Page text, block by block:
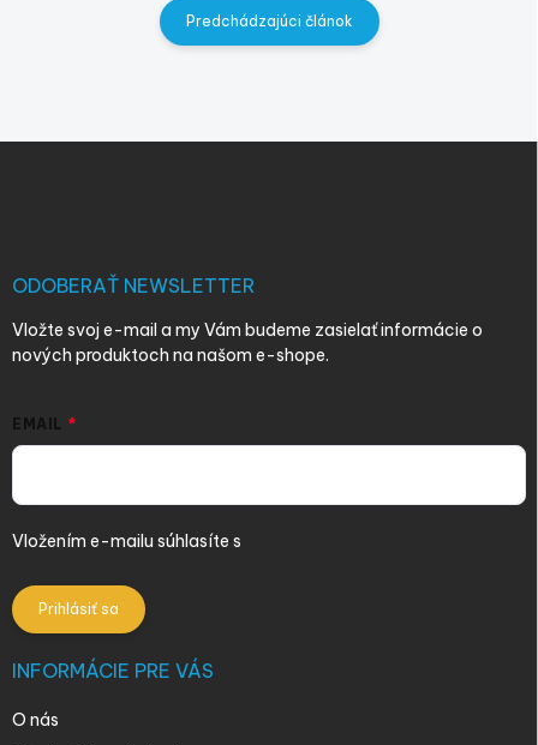
Predchádzajúci článok
ODOBERAŤ NEWSLETTER
Vložte svoj e-mail a my Vám budeme zasielať informácie o
nových produktoch na našom e-shope.
EMAIL
Vložením e-mailu súhlasíte s
Prihlásiť sa
INFORMÁCIE PRE VÁS
O nás